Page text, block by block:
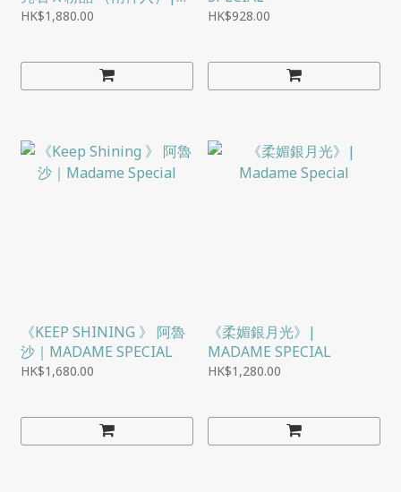
MADAME SPECIAL
HK$1,880.00 HK$928.00
《KEEP SHINING 》 阿魯
沙｜MADAME SPECIAL
HK$1,680.00
《柔媚銀月光》|
MADAME SPECIAL
HK$1,280.00